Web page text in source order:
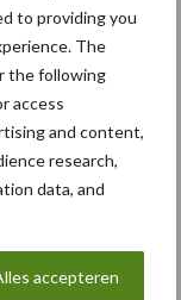
to providing you
The
the following
access
and content,
research,
data, and
accepteren
nu ook
EasyCut